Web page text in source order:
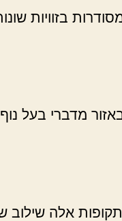
בזוויות
מדברי בעל נוף
אלה שילוב